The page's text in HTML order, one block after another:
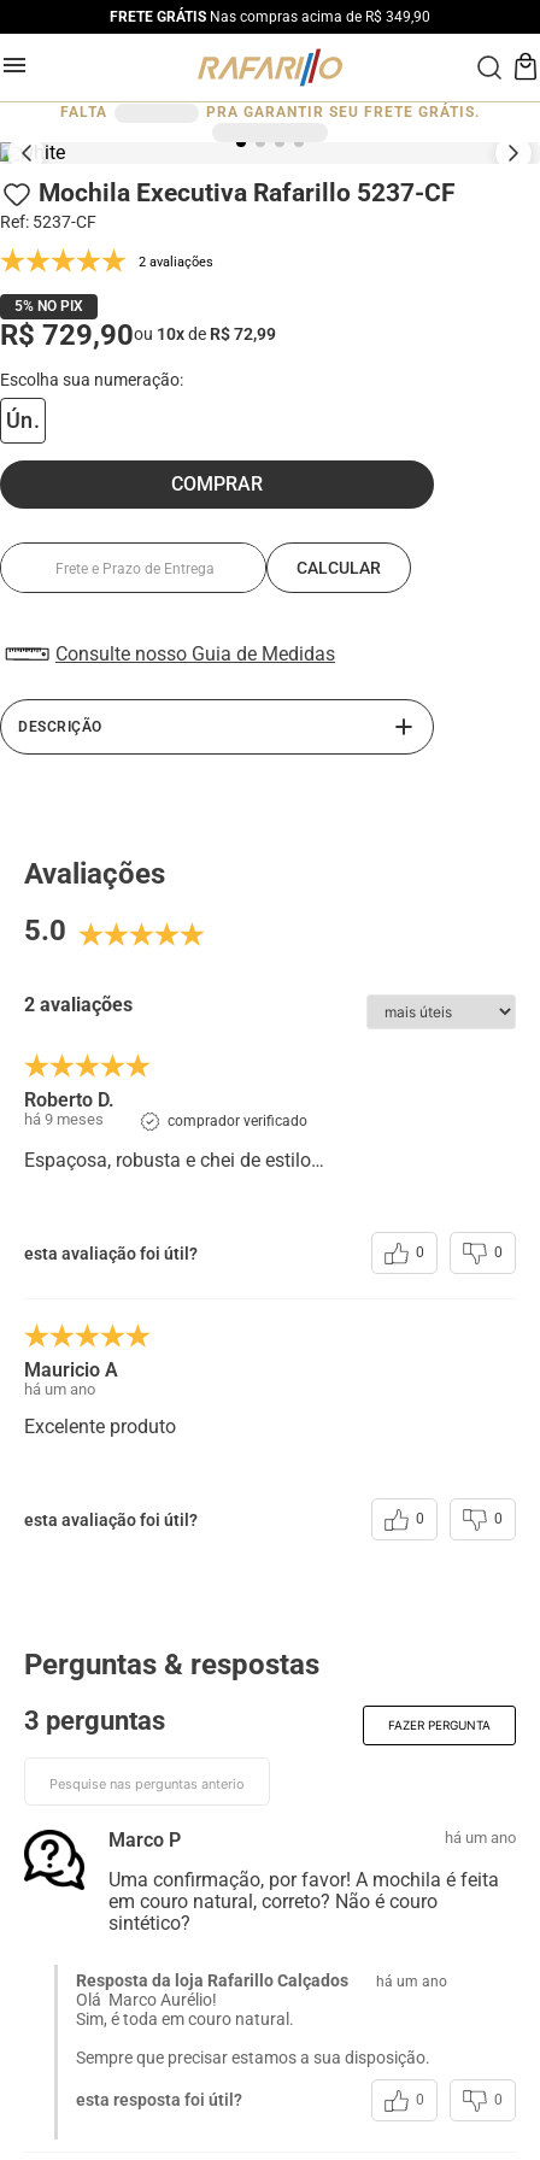
FRETE GRÁTIS Nas compras acima de R$ 349,90
FALTA PRA GARANTIR SEU FRETE GRÁTIS.
Mochila Executiva Rafarillo 5237-CF
Ref: 5237-CF
2 avaliações
5% NO PIX
R$ 729,90ou 10xde R$ 72,99
Ún.
COMPRAR
Consulte nosso Guia de Medidas
DESCRIÇÃO
dia profissional. Feita com materiais de alta qualidade, é
uma escolha elegante e funcional para quem busca estilo
ocasiões mais informais.
5 compartimentos externos, 2 divisórias
interno, alça almofadada com regulagem.
Material: Mochila em couro Fossil Café
Largura
Avaliações
5.0
2 avaliações
Roberto D.
há 9 meses comprador verificado
Espaçosa, robusta e chei de estilo…
esta avaliação foi útil? 0 0
Mauricio A
há um ano
Excelente produto
esta avaliação foi útil? 0 0
Perguntas & respostas
3 perguntas FAZER PERGUNTA
Marco P há um ano
Uma confirmação, por favor! A mochila é feita
em couro natural, correto? Não é couro
sintético?
Resposta da loja Rafarillo Calçados há um ano
Olá Marco Aurélio!
Sim, é toda em couro natural.
Sempre que precisar estamos a sua disposição.
esta resposta foi útil? 0 0